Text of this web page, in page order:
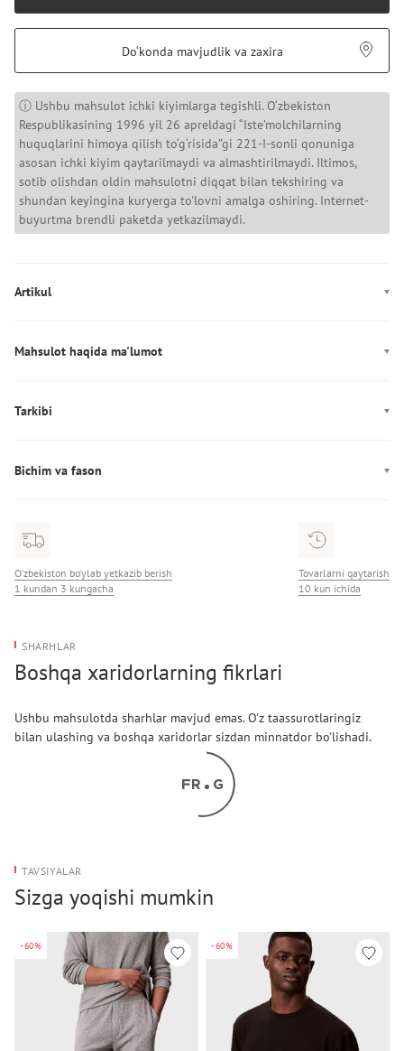
Do‘konda mavjudlik va zaxira
ⓘ Ushbu mahsulot ichki kiyimlarga tegishli. O‘zbekiston
Respublikasining 1996 yil 26 apreldagi “Iste’molchilarning
huquqlarini himoya qilish to‘g‘risida”gi 221-I-sonli qonuniga
asosan ichki kiyim qaytarilmaydi va almashtirilmaydi. Iltimos,
sotib olishdan oldin mahsulotni diqqat bilan tekshiring va
shundan keyingina kuryerga to'lovni amalga oshiring. Internet-
buyurtma brendli paketda yetkazilmaydi.
Artikul
Mahsulot haqida ma'lumot
Mahkamlagich: Elastik belbog‘
Cho'ntaklar: uchta cho‘ntak
Tarkibi
Bichim va fason
O‘zbekiston bo‘ylab yetkazib berish
1 kundan 3 kungacha
Tovarlarni qaytarish
10 kun ichida
SHARHLAR
Boshqa xaridorlarning fikrlari
Ushbu mahsulotda sharhlar mavjud emas. O'z taassurotlaringiz
bilan ulashing va boshqa xaridorlar sizdan minnatdor bo'lishadi.
TAVSIYALAR
Sizga yoqishi mumkin
-60% -60%